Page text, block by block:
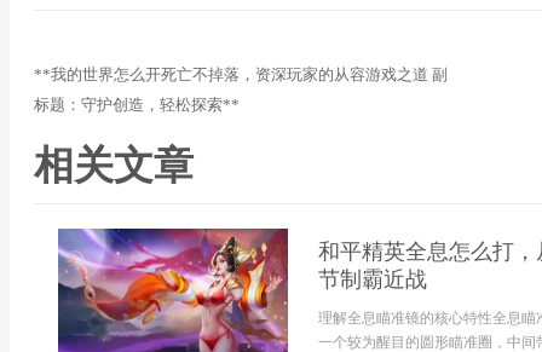
**我的世界怎么开死亡不掉落，资深玩家的从容游戏之道 副
标题：守护创造，轻松探索**
相关文章
和平精英全息怎么打
节制霸近战
理解全息瞄准镜的核心特性全息
一个较为醒目的圆形瞄准圈，中